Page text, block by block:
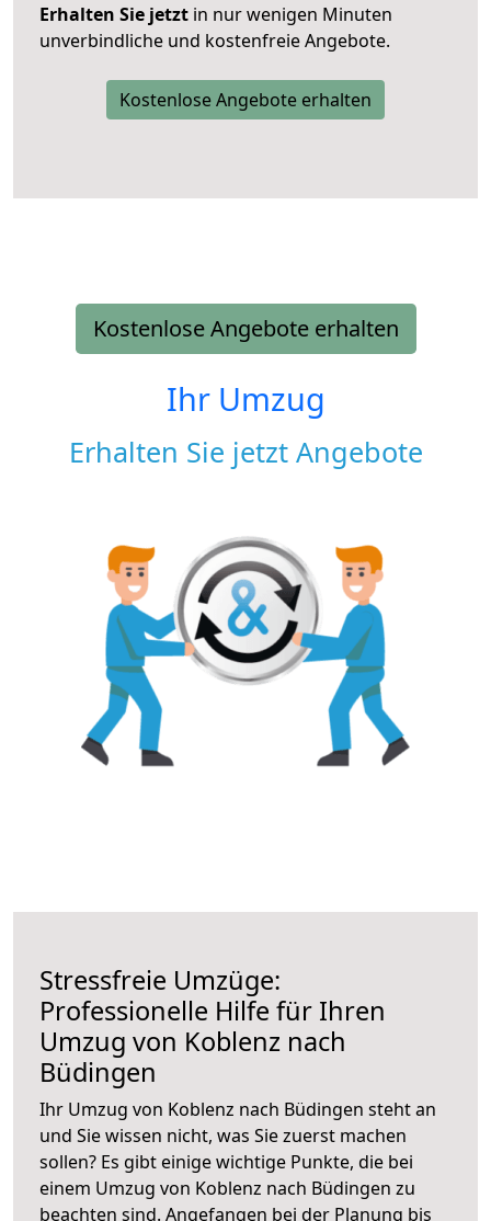
Erhalten Sie jetzt in nur wenigen Minuten
unverbindliche und kostenfreie Angebote.
Kostenlose Angebote erhalten
Kostenlose Angebote erhalten
Ihr Umzug
Erhalten Sie jetzt Angebote
Stressfreie Umzüge:
Professionelle Hilfe für Ihren
Umzug von Koblenz nach
Büdingen
Ihr Umzug von Koblenz nach Büdingen steht an
und Sie wissen nicht, was Sie zuerst machen
sollen? Es gibt einige wichtige Punkte, die bei
einem Umzug von Koblenz nach Büdingen zu
beachten sind. Angefangen bei der Planung bis